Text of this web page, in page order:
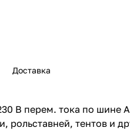
Доставка
В перем. тока по шине
рольставней, тентов и